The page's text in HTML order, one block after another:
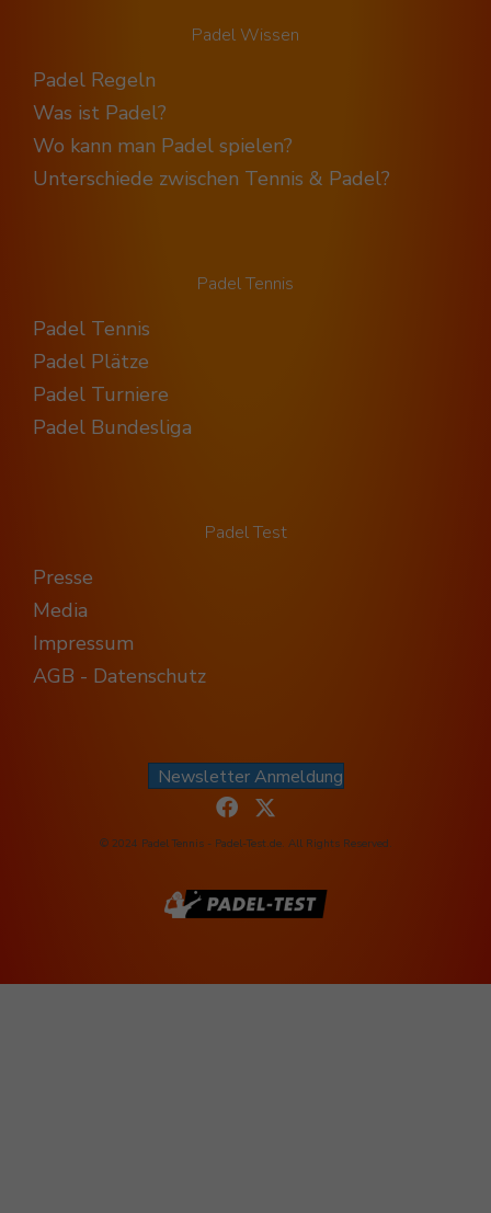
Padel Wissen
Padel Regeln
Was ist Padel?
Wo kann man Padel spielen?
Unterschiede zwischen Tennis & Padel?
Padel Tennis
Padel Tennis
Padel Plätze
Padel Turniere
Padel Bundesliga
Padel Test
Presse
Media
Impressum
AGB - Datenschutz
Newsletter Anmeldung
© 2024 Padel Tennis - Padel-Test.de. All Rights Reserved.